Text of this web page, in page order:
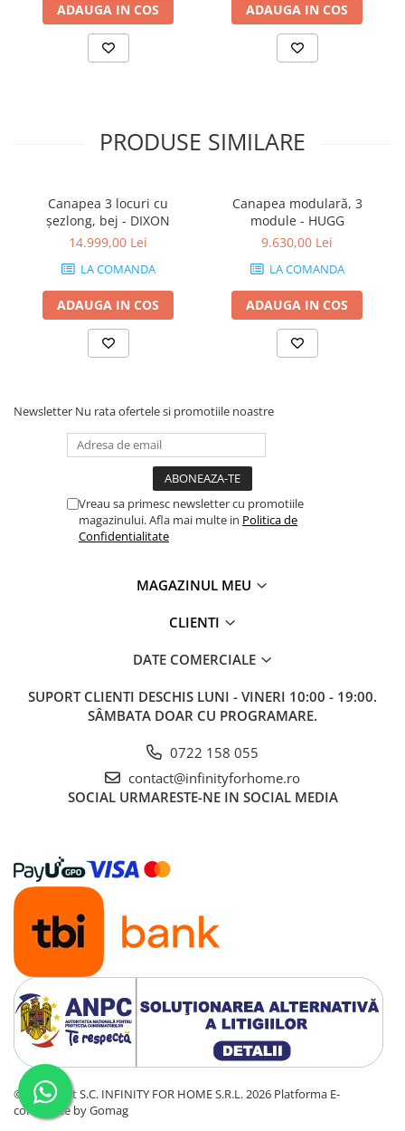
ADAUGA IN COS ADAUGA IN COS
PRODUSE SIMILARE
Canapea 3 locuri cu
șezlong, bej - DIXON
14.999,00 Lei
LA COMANDA
ADAUGA IN COS
Canapea modulară, 3
module - HUGG
9.630,00 Lei
LA COMANDA
ADAUGA IN COS
Newsletter Nu rata ofertele si promotiile noastre
Vreau sa primesc newsletter cu promotiile
magazinului. Afla mai multe in Politica de
Confidentialitate
MAGAZINUL MEU
CLIENTI
DATE COMERCIALE
SUPORT CLIENTI DESCHIS LUNI - VINERI 10:00 - 19:00.
SÂMBATA DOAR CU PROGRAMARE.
0722 158 055
contact@infinityforhome.ro
SOCIAL URMARESTE-NE IN SOCIAL MEDIA
©Copyright S.C. INFINITY FOR HOME S.R.L. 2026 Platforma E-
commerce by Gomag